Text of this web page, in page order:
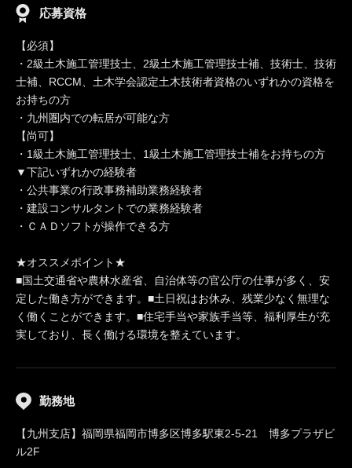
応募資格
【必須】
・2級土木施工管理技士、2級土木施工管理技士補、技術士、技術
士補、RCCM、土木学会認定土木技術者資格のいずれかの資格を
お持ちの方
・九州圏内での転居が可能な方
【尚可】
・1級土木施工管理技士、1級土木施工管理技士補をお持ちの方
▼下記いずれかの経験者
・公共事業の行政事務補助業務経験者
・建設コンサルタントでの業務経験者
・ＣＡＤソフトが操作できる方
★オススメポイント★
■国土交通省や農林水産省、自治体等の官公庁の仕事が多く、安
定した働き方ができます。■土日祝はお休み、残業少なく無理な
く働くことができます。■住宅手当や家族手当等、福利厚生が充
実しており、長く働ける環境を整えています。
勤務地
【九州支店】福岡県福岡市博多区博多駅東2-5-21 博多プラザビ
ル2F